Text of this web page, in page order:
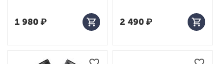
1 980₽ 2 490₽